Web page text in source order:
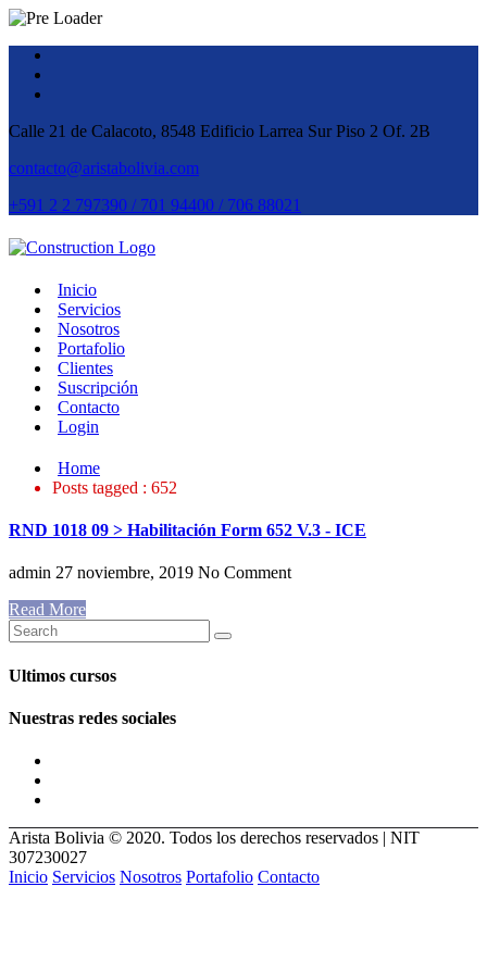
Calle 21 de Calacoto, 8548 Edificio Larrea Sur Piso 2 Of. 2B
contacto@aristabolivia.com
+591 2 2 797390 / 701 94400 / 706 88021
Inicio
Servicios
Nosotros
Portafolio
Clientes
Suscripción
Contacto
Login
Home
Posts tagged : 652
RND 1018 09 > Habilitación Form 652 V.3 - ICE
admin 27 noviembre, 2019 No Comment
Read More
Ultimos cursos
Nuestras redes sociales
Arista Bolivia © 2020. Todos los derechos reservados | NIT
307230027
Inicio Servicios Nosotros Portafolio Contacto